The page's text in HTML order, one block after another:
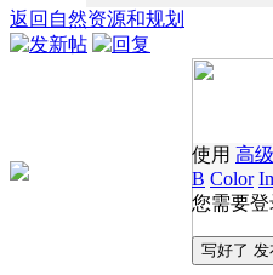
返回自然资源和规划
使用 高
B Color
您需要